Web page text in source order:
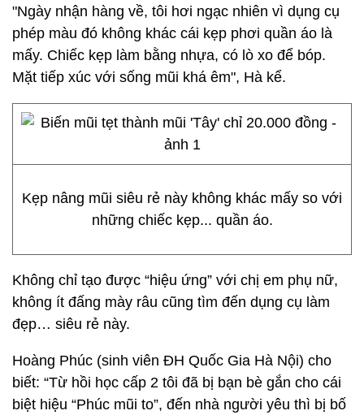
"Ngày nhận hàng về, tôi hơi ngạc nhiên vì dụng cụ
phép màu đó không khác cái kẹp phơi quần áo là
mấy. Chiếc kẹp làm bằng nhựa, có lò xo để bóp.
Mặt tiếp xúc với sống mũi khá êm", Hà kể.
Kẹp nâng mũi siêu rẻ này không khác mấy so với
những chiếc kẹp... quần áo.
Không chỉ tạo được “hiệu ứng” với chị em phụ nữ,
không ít đấng mày râu cũng tìm đến dụng cụ làm
đẹp… siêu rẻ này.
Hoàng Phúc (sinh viên ĐH Quốc Gia Hà Nội) cho
biết: “Từ hồi học cấp 2 tôi đã bị bạn bè gắn cho cái
biệt hiệu “Phúc mũi to”, đến nhà người yêu thì bị bố